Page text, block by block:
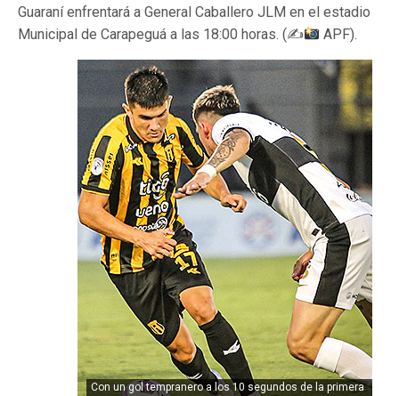
Guaraní enfrentará a General Caballero JLM en el estadio
Municipal de Carapeguá a las 18:00 horas. (✍
APF).
Con un gol tempranero a los 10 segundos de la primera